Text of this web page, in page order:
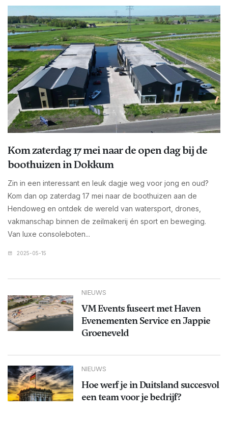
Kom zaterdag 17 mei naar de open dag bij de
boothuizen in Dokkum
Zin in een interessant en leuk dagje weg voor jong en oud?
Kom dan op zaterdag 17 mei naar de boothuizen aan de
Hendoweg en ontdek de wereld van watersport, drones,
vakmanschap binnen de zeilmakerij én sport en beweging.
Van luxe consoleboten...
2025-05-15
NIEUWS
VM Events fuseert met Haven
Evenementen Service en Jappie
Groeneveld
NIEUWS
Hoe werf je in Duitsland succesvol
een team voor je bedrijf?